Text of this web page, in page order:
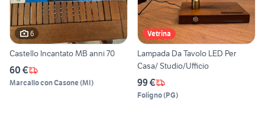
6
Castello Incantato MB anni 70
60 €
Marcallo con Casone(MI)
Vetrina
Lampada Da Tavolo LED Per
Casa/ Studio/Ufficio
99 €
Foligno(PG)